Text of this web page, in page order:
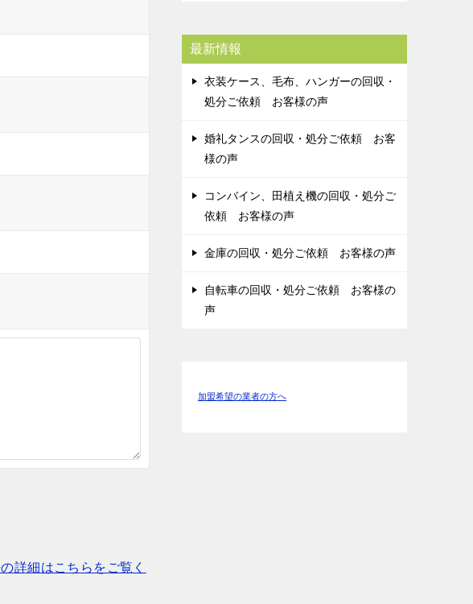
詳細はこちらをご覧く
最新情報
衣装ケース、毛布、ハンガーの回収・
処分ご依頼 お客様の声
婚礼タンスの回収・処分ご依頼 お客
様の声
コンバイン、田植え機の回収・処分ご
依頼 お客様の声
金庫の回収・処分ご依頼 お客様の声
自転車の回収・処分ご依頼 お客様の
声
加盟希望の業者の方へ